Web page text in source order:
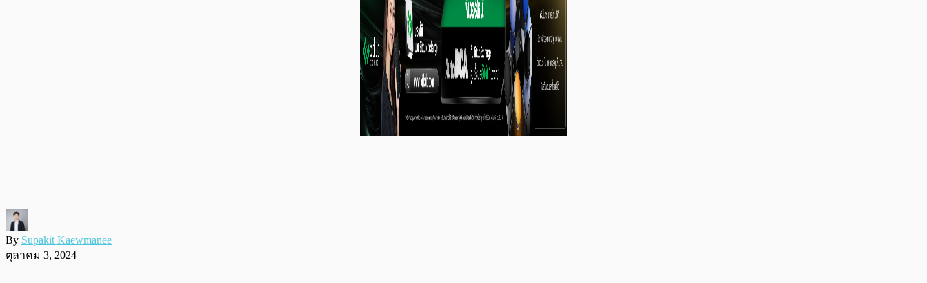
By Supakit Kaewmanee
ตุลาคม 3, 2024